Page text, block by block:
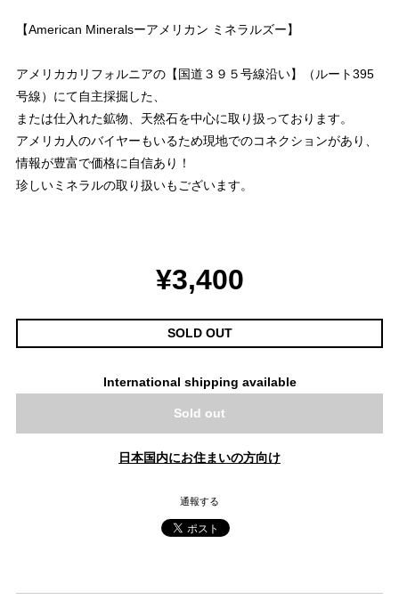
【American Mineralsーアメリカン ミネラルズー】
アメリカカリフォルニアの【国道３９５号線沿い】（ルート395
号線）にて自主採掘した、
または仕入れた鉱物、天然石を中心に取り扱っております。
アメリカ人のバイヤーもいるため現地でのコネクションがあり、
情報が豊富で価格に自信あり！
珍しいミネラルの取り扱いもございます。
¥3,400
SOLD OUT
International shipping available
Sold out
日本国内にお住まいの方向け
通報する